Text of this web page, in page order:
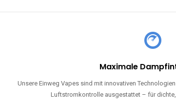
Maximale
Unsere Einweg Vapes sind mit innovativen
Luftstromkontrolle ausgestattet – für